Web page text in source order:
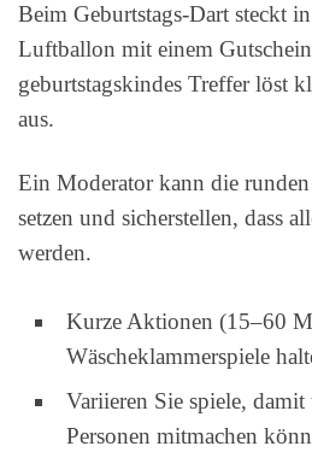
Beim Geburtstags-Dart steckt
Luftballon mit einem
geburtstagskindes Treffer löst
aus.
Ein Moderator kann die
setzen und sicherstellen, dass
werden.
Kurze Aktionen (15–60
Wäscheklammerspiele
Variieren Sie spiele,
Personen mitmachen